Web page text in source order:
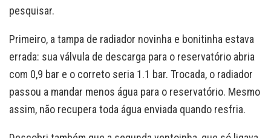
pesquisar.
Primeiro, a tampa de radiador novinha e bonitinha estava
errada: sua válvula de descarga para o reservatório abria
com 0,9 bar e o correto seria 1.1 bar. Trocada, o radiador
passou a mandar menos água para o reservatório. Mesmo
assim, não recupera toda água enviada quando resfria.